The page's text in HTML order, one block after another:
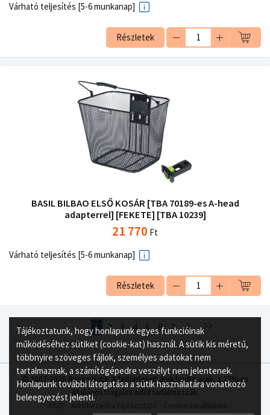
Várható teljesítés [5-6 munkanap]
Részletek
BASIL BILBAO ELSŐ KOSÁR [TBA 70189-es A-head
adapterrel] [FEKETE] [TBA 10239]
21 770 Ft
Várható teljesítés [5-6 munkanap]
Részletek
1 2 3 4 5 6 7
© 2007-2026 Bringa Butik. A feltüntetett árak bruttó árak, a 27%-os
általános forgalmi adót tartalmazzák.
ÁSZF
Adatkezelési tájékoztató
Cookie-beállítások
Tájékoztatunk, hogy honlapunk egyes funkcióinak
működéséhez sütiket (cookie-kat) használ. A sütik kis méretű,
többnyire szöveges fájlok, személyes adatokat nem
tartalmaznak, a számítógépedre veszélyt nem jelentenek.
Honlapunk további látogatása a sütik használatára vonatkozó
beleegyezést jelenti.